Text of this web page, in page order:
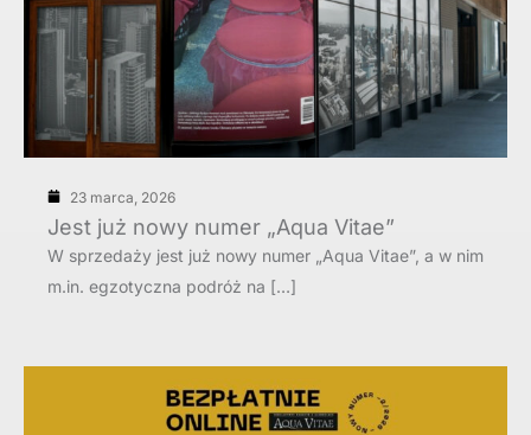
23 marca, 2026
Jest już nowy numer „Aqua Vitae”
W sprzedaży jest już nowy numer „Aqua Vitae”, a w nim
m.in. egzotyczna podróż na […]